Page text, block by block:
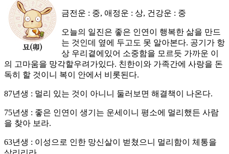
금전운 : 중, 애정운 : 상, 건강운 : 중
오늘의 일진은 좋은 인연이 행복한 삶을 만드
는 것인데 옆에 두고도 못 알아본다. 공기가 항
상 우리곁에있어 소중함을 모르듯 가까운 이
의 고마움을 망각할우려가있다. 친한이와 가족간에 사랑을 돈
독히 할 것이니 복이 안에서 비롯된다.
87년생 : 멀리 있는 것이 아니니 둘러보면 해결책이 나온다.
75년생 : 좋은 인연이 생기는 운세이니 평소에 멀리했든 사람
을 찾아 보라.
63년생 : 이성으로 인한 망신살이 벋쳤으니 멀리함이 체통을